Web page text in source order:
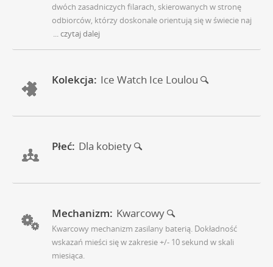
dwóch zasadniczych filarach, skierowanych w stronę
odbiorców, którzy doskonale orientują się w świecie naj
... czytaj dalej
Kolekcja: Ice Watch Ice Loulou
Płeć: Dla kobiety
Mechanizm: Kwarcowy
Kwarcowy mechanizm zasilany baterią. Dokładność
wskazań mieści się w zakresie +/- 10 sekund w skali
miesiąca.